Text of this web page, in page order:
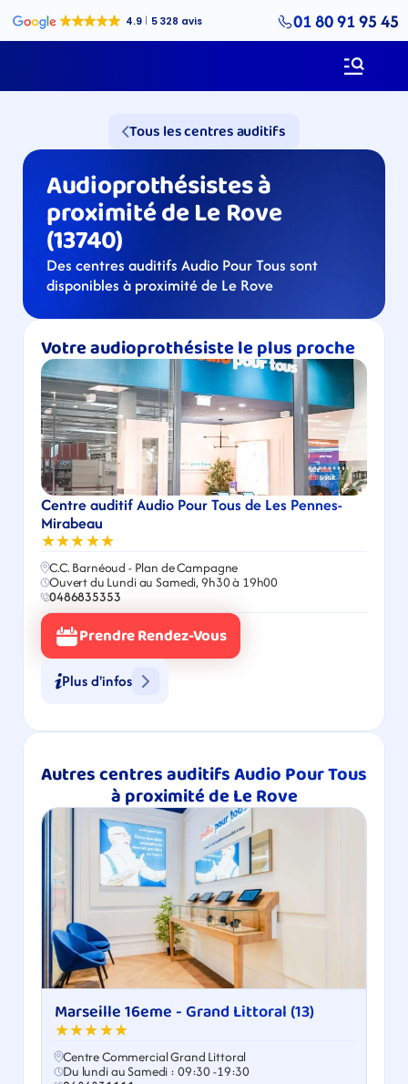
01 80 91 95 45
Tous les centres auditifs
Audioprothésistes à
proximité de Le Rove
(13740)
Des centres auditifs Audio Pour Tous sont
disponibles à proximité de Le Rove
Votre audioprothésiste le plus proche
Centre auditif Audio Pour Tous de Les Pennes-
Mirabeau
★★★★★
C.C. Barnéoud - Plan de Campagne
Ouvert du Lundi au Samedi, 9h30 à 19h00
0486835353
Prendre Rendez-Vous
Plus d'infos
Autres centres auditifs Audio Pour Tous
à proximité de Le Rove
Marseille 16eme - Grand Littoral (13)
★★★★★
Centre Commercial Grand Littoral
Du lundi au Samedi : 09:30 -19:30